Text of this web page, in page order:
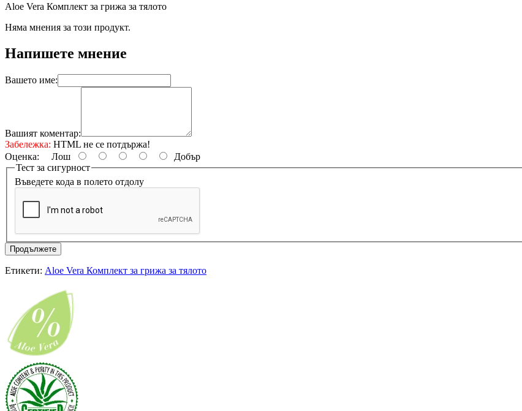
Aloe Vera Комплект за грижа за тялото
Няма мнения за този продукт.
Напишете мнение
Вашето име:
Вашият коментар:
Забележка: HTML не се потдържа!
Оценка: Лош
Добър
Тест за сигурност
Въведете кода в полето отдолу
Продължете
Етикети: Aloe Vera Комплект за грижа за тялото